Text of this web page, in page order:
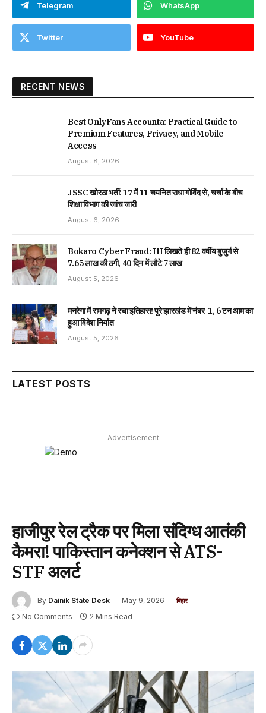
Telegram WhatsApp
Twitter YouTube
RECENT NEWS
Best OnlyFans Accounta: Practical Guide to
Premium Features, Privacy, and Mobile
Access
August 8, 2026
JSSC खोरठा भर्ती: 17 में 11 चयनित राधा गोविंद से, चर्चा के बीच
शिक्षा विभाग की जांच जारी
August 6, 2026
Bokaro Cyber Fraud: HI लिखते ही 82 वर्षीय बुजुर्ग से
₹7.65 लाख की ठगी, 40 दिन में लौटे ₹7 लाख
August 5, 2026
मनरेगा में रामगढ़ ने रचा इतिहास! पूरे झारखंड में नंबर-1, 6 टन आम का
हुआ विदेश निर्यात
August 5, 2026
LATEST POSTS
Advertisement
हाजीपुर रेल ट्रैक पर मिला संदिग्ध आतंकी
कैमरा! पाकिस्तान कनेक्शन से ATS-
STF अलर्ट
By Dainik State Desk May 9, 2026 बिहार
No Comments 2 Mins Read